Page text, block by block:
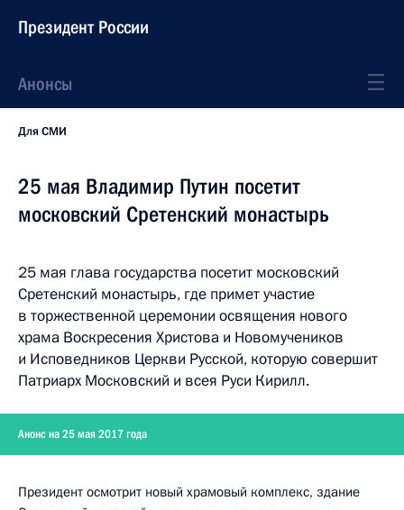
Президент России
Анонсы
Для СМИ
25 мая Владимир Путин посетит
московский Сретенский монастырь
25 мая глава государства посетит московский
Сретенский монастырь, где примет участие
в торжественной церемонии освящения нового
храма Воскресения Христова и Новомучеников
и Исповедников Церкви Русской, которую совершит
Патриарх Московский и всея Руси Кирилл.
Анонс на 25 мая 2017 года
Президент осмотрит новый храмовый комплекс, здание